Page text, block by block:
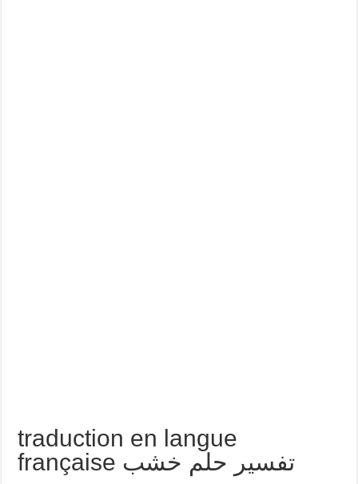
traduction en langue
française تفسير حلم خشب